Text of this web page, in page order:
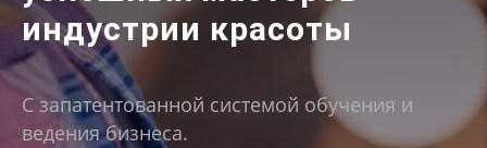
индустрии красоты
C запатентованной системой обучения и
ведения бизнеса.